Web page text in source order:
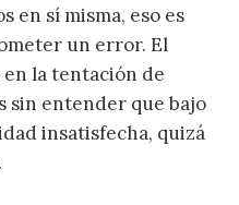
en sí misma, eso es
un error. El
la tentación de
sin entender que bajo
insatisfecha, quizá